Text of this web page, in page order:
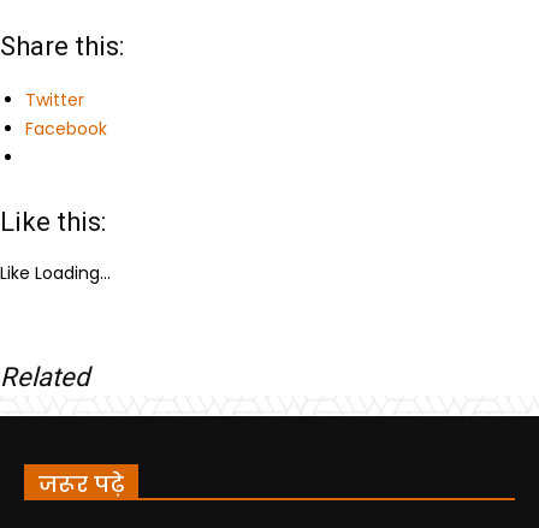
Share this:
Twitter
Facebook
Like this:
Like Loading...
Related
जरूर पढ़े